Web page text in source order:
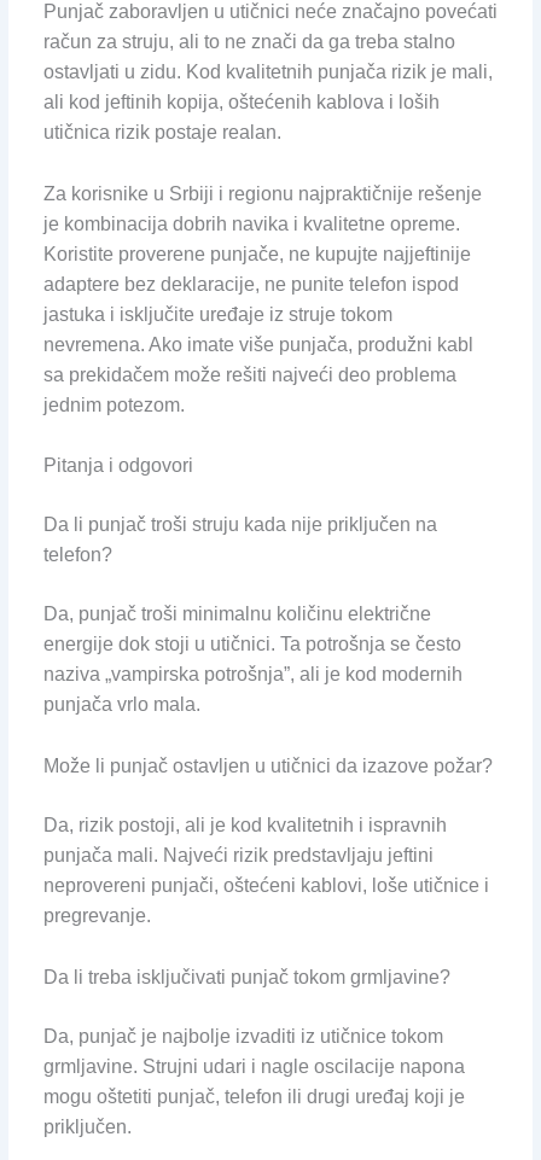
Punjač zaboravljen u utičnici neće značajno povećati
račun za struju, ali to ne znači da ga treba stalno
ostavljati u zidu. Kod kvalitetnih punjača rizik je mali,
ali kod jeftinih kopija, oštećenih kablova i loših
utičnica rizik postaje realan.
Za korisnike u Srbiji i regionu najpraktičnije rešenje
je kombinacija dobrih navika i kvalitetne opreme.
Koristite proverene punjače, ne kupujte najjeftinije
adaptere bez deklaracije, ne punite telefon ispod
jastuka i isključite uređaje iz struje tokom
nevremena. Ako imate više punjača, produžni kabl
sa prekidačem može rešiti najveći deo problema
jednim potezom.
Pitanja i odgovori
Da li punjač troši struju kada nije priključen na
telefon?
Da, punjač troši minimalnu količinu električne
energije dok stoji u utičnici. Ta potrošnja se često
naziva „vampirska potrošnja”, ali je kod modernih
punjača vrlo mala.
Može li punjač ostavljen u utičnici da izazove požar?
Da, rizik postoji, ali je kod kvalitetnih i ispravnih
punjača mali. Najveći rizik predstavljaju jeftini
neprovereni punjači, oštećeni kablovi, loše utičnice i
pregrevanje.
Da li treba isključivati punjač tokom grmljavine?
Da, punjač je najbolje izvaditi iz utičnice tokom
grmljavine. Strujni udari i nagle oscilacije napona
mogu oštetiti punjač, telefon ili drugi uređaj koji je
priključen.